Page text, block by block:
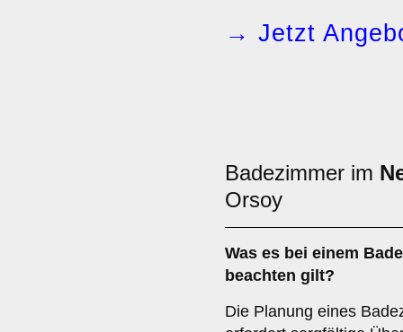
→ Jetzt
Badezimmer im
Orsoy
Was es bei einem
beachten gilt?
Die Planung eines